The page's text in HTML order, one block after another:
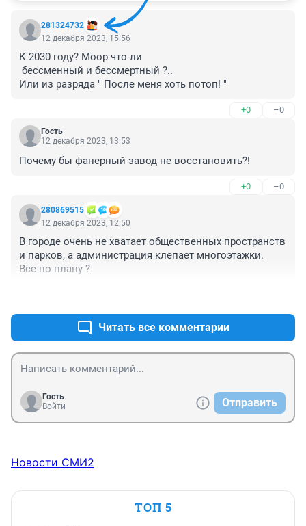
281324732
12 декабря 2023, 15:56
К 2030 году? Моор что-ли
бессменный и бессмертный ?..
Или из разряда " После меня хоть потоп! "
+0 –0
Гость
12 декабря 2023, 13:53
Почему бы фанерный завод не восстановить?!
+0 –0
280869515
12 декабря 2023, 12:50
В городе очень не хватает общественных пространств
и парков, а администрация клепает многоэтажки.
Все по плану ?
Читать все комментарии
Гость
Войти
Отправить
Новости СМИ2
ТОП 5